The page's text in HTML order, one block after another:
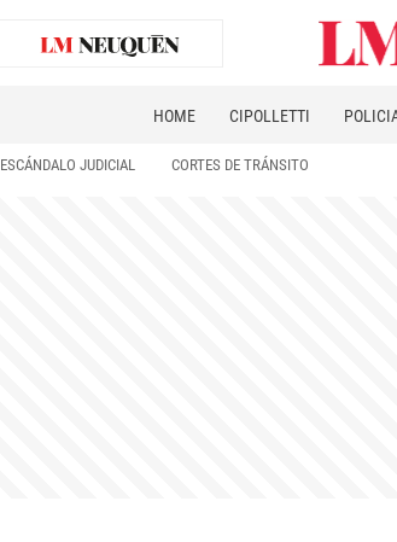
HOME CIPOLLETTI
ESCÁNDALO JUDICIAL CORTES DE TRÁNSITO